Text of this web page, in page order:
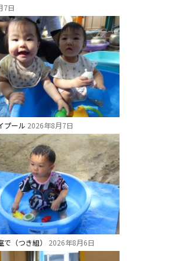
7日
プール 2026年8月7日
で（つき組） 2026年8月6日